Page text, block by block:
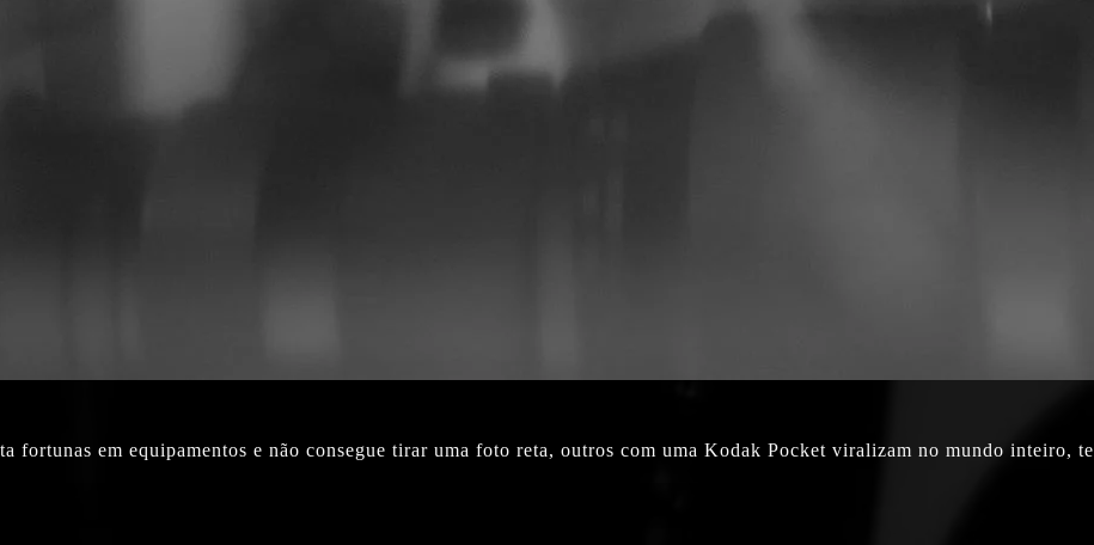
fortunas em equipamentos e não consegue tirar uma foto reta, outros com uma Kodak Pocket viralizam no mundo inteiro,